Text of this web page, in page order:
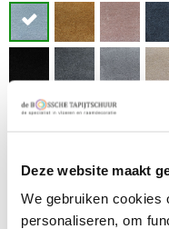
Deze website maakt
We gebruiken cookies
personaliseren, om
Afmeting
, , ,